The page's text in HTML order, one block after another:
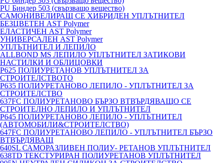
PU Биндер 503 (свързващо вещество)
САМОНИВЕЛИРАЩ СЕ ХИБРИДЕН УПЛЪТНИТЕЛ
БЕЗЦВЕТЕН AST Polymer
ЕЛАСТИЧЕН AST Polymer
УНИВЕРСАЛЕН AST Polymer
УПЛЪТНИТЕЛ И ЛЕПИЛО
ALLBOND MS ЛЕПИЛО УПЛЪТНИТЕЛ ЗАТИКОВИ
НАСТИЛКИ И ОБЛИЦОВКИ
P625 ПОЛИУРЕТАНОВ УПЛЪТНИТЕЛ ЗА
СТРОИТЕЛСТВОТО
P635 ПОЛИУРЕТАНОВО ЛЕПИЛО - УПЛЪТНИТЕЛ ЗА
СТРОИТЕЛСТВО
637FC ПОЛИУРЕТАНОВО БЪРЗО ВТВЪРДЯВАЩО СЕ
СТРОИТЕЛНО ЛЕПИЛО И УПЛЪТНИТЕЛ
P645 ПОЛИУРЕТАНОВО ЛЕПИЛО - УПЛЪТНИТЕЛ
(АВТОМОБИЛИ&СТРОИТЕЛСТВО)
647FC ПОЛИУРЕТАНОВО ЛЕПИЛО - УПЛЪТНИТЕЛ БЪРЗО
ВТВЪРДЯВАЩ
640SL САМОРАЗЛИВЕН ПОЛИУ- РЕТАНОВ УПЛЪТНИТЕЛ
638TD ТЕКСТУРИРАН ПОЛИУРЕТАНОВ УПЛЪТНИТЕЛ